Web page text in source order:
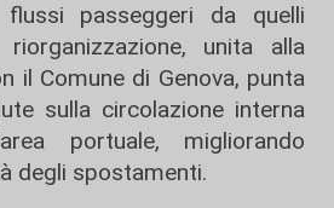
flussi passeggeri da quelli
unita alla
il Comune di Genova, punta
sulla circolazione interna
portuale, migliorando
degli spostamenti.